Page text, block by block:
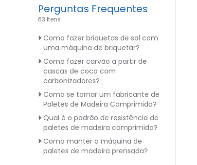
Perguntas Frequentes
63 Itens
Como fazer briquetas de sal com
uma máquina de briquetar?
Como fazer carvão a partir de
cascas de coco com
carbonizadores?
Como se tornar um fabricante de
Paletes de Madeira Comprimida?
Qual é o padrão de resistência de
paletes de madeira comprimida?
Como manter a máquina de
paletes de madeira prensada?